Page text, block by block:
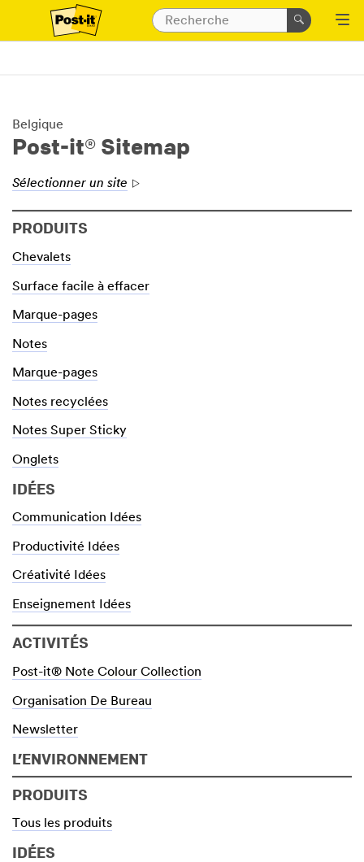
Belgique
Post-it® Sitemap
Sélectionner un site
PRODUITS
Chevalets
Surface facile à effacer
Marque-pages
Notes
Marque-pages
Notes recyclées
Notes Super Sticky
Onglets
IDÉES
Communication Idées
Productivité Idées
Créativité Idées
Enseignement Idées
ACTIVITÉS
Post-it® Note Colour Collection
Organisation De Bureau
Newsletter
L’ENVIRONNEMENT
PRODUITS
Tous les produits
IDÉES